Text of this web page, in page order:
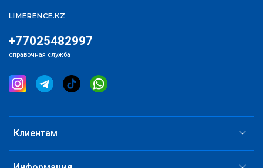
Клиентам
+77025482997
справочная служба
LIMERENCE.KZ